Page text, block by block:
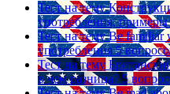
Тест на тему
употребления, примеры
Тест на тему Be familiar
употребления 5
Тест на тему
в чем разница? 5